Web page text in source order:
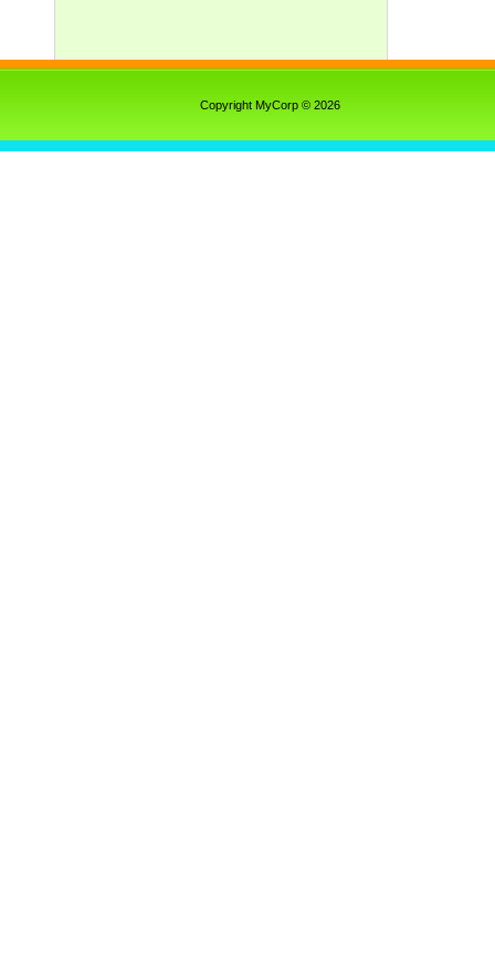
Copyright MyCorp © 2026